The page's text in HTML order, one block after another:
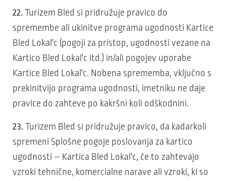
22. Turizem Bled si pridružuje pravico do
spremembe ali ukinitve programa ugodnosti Kartice
Bled Lokal'c (pogoji za pristop, ugodnosti vezane na
Kartico Bled Lokal'c itd.) in/ali pogojev uporabe
Kartice Bled Lokal'c. Nobena sprememba, vključno s
prekinitvijo programa ugodnosti, imetniku ne daje
pravice do zahteve po kakršni koli odškodnini.
23. Turizem Bled si pridružuje pravico, da kadarkoli
spremeni Splošne pogoje poslovanja za kartico
ugodnosti – Kartica Bled Lokal'c, če to zahtevajo
vzroki tehnične, komercialne narave ali vzroki, ki so